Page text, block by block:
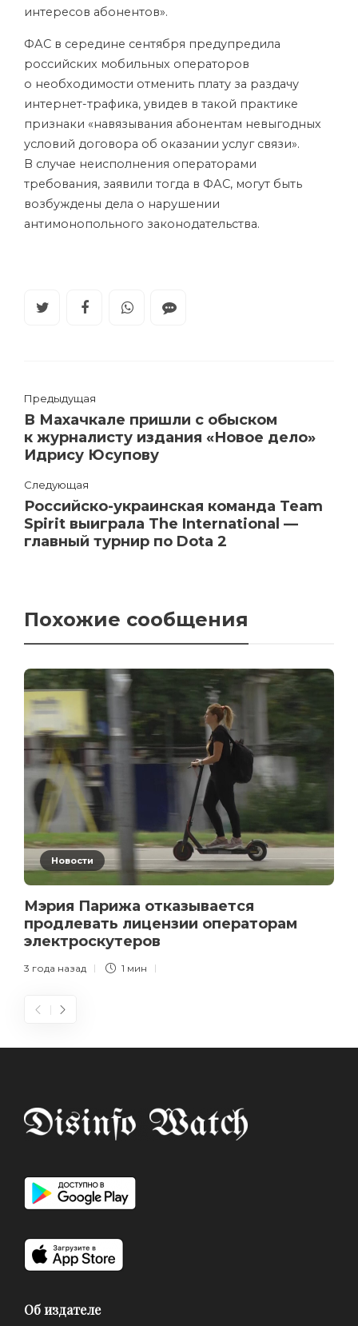
интересов абонентов».
ФАС в середине сентября предупредила
российских мобильных операторов
о необходимости отменить плату за раздачу
интернет-трафика, увидев в такой практике
признаки «навязывания абонентам невыгодных
условий договора об оказании услуг связи».
В случае неисполнения операторами
требования, заявили тогда в ФАС, могут быть
возбуждены дела о нарушении
антимонопольного законодательства.
Предыдущая
В Махачкале пришли с обыском
к журналисту издания «Новое дело»
Идрису Юсупову
Следующая
Российско-украинская команда Team
Spirit выиграла The International —
главный турнир по Dota 2
Похожие сообщения
Новости
Мэрия Парижа отказывается
продлевать лицензии операторам
электроскутеров
3 года назад 1 мин
Об издателе